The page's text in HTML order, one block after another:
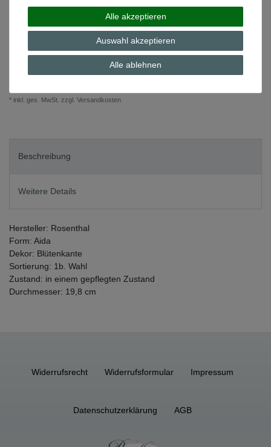
In den Warenkorb
* inkl. ges. MwSt. zzgl. Versandkosten
Beschreibung
Weitere Details
Hersteller: Rosenthal
Form: Aida
Dekor: Blütenkante
Sortierung: 1b. Wahl
Zustand: in einem gepflegten Zustand
Durchmesser: 19,8 cm
Widerrufs­recht Widerrufs­formular Impressum
Daten­schutz­erklärung AGB
Alle akzeptieren
Auswahl akzeptieren
Alle ablehnen